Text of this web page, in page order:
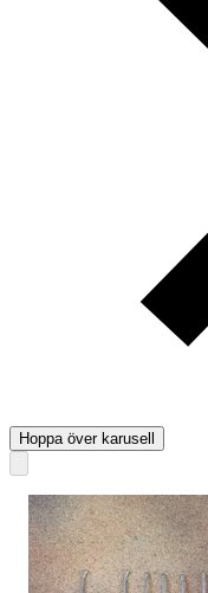
Hoppa över karusell